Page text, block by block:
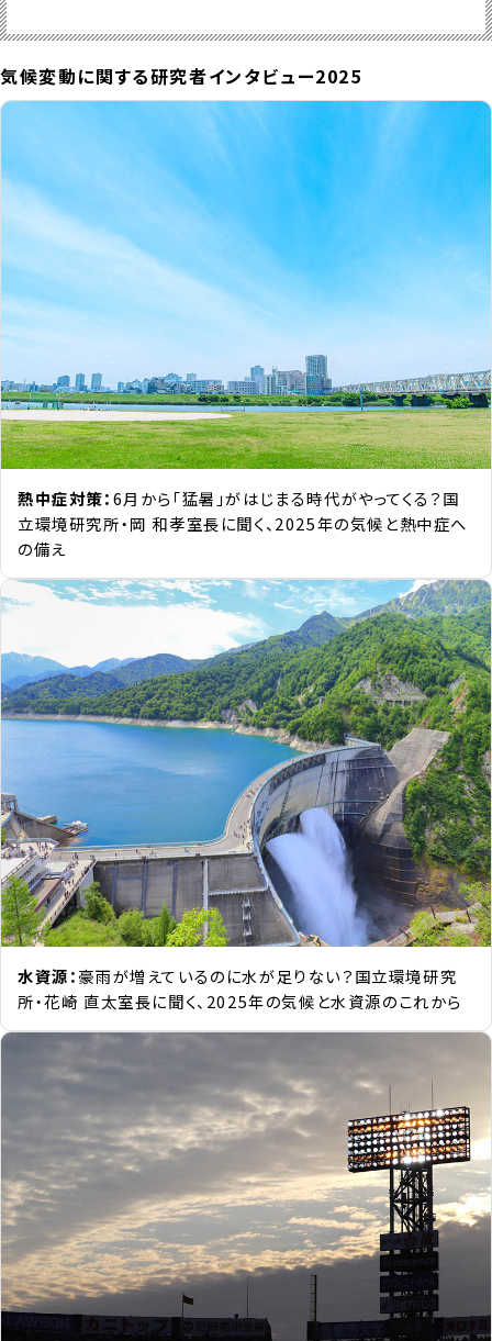
気候変動に関する研究者インタビュー2025
熱中症対策：6月から「猛暑」がはじまる時代がやってくる？国
立環境研究所・岡 和孝室長に聞く、2025年の気候と熱中症へ
の備え
水資源：豪雨が増えているのに水が足りない？国立環境研究
所・花崎 直太室長に聞く、2025年の気候と水資源のこれから